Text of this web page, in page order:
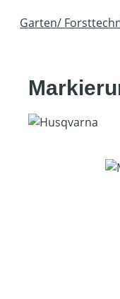
Garten/
Bildergalerie